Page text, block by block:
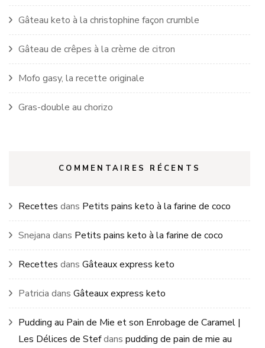
Gâteau keto à la christophine façon crumble
Gâteau de crêpes à la crème de citron
Mofo gasy, la recette originale
Gras-double au chorizo
COMMENTAIRES RÉCENTS
Recettes dans Petits pains keto à la farine de coco
Snejana dans Petits pains keto à la farine de coco
Recettes dans Gâteaux express keto
Patricia dans Gâteaux express keto
Pudding au Pain de Mie et son Enrobage de Caramel |
Les Délices de Stefdans pudding de pain de mie au